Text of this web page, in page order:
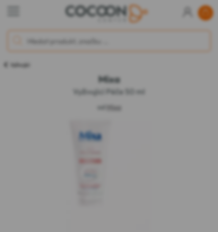
Vyživující
Mixa
Vyživující Péče 50 ml
od Mixa